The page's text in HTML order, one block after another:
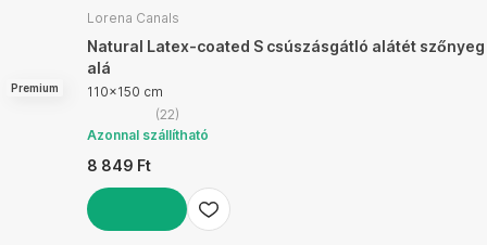
Premium
Lorena Canals
Natural Latex-coated S csúszásgátló alátét szőnyeg
alá
110x150 cm
(22)
Azonnal szállítható
8 849 Ft